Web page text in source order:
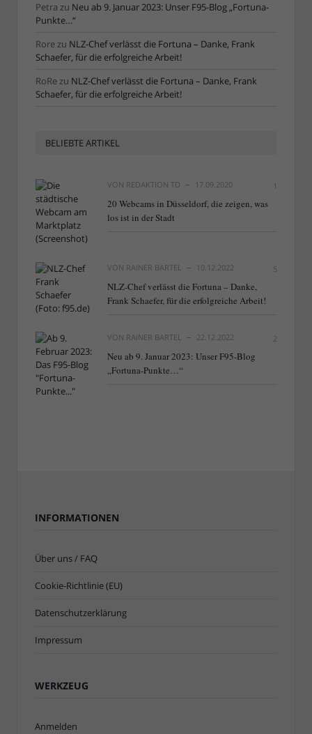
Petra zu Neu ab 9. Januar 2023: Unser F95-Blog „Fortuna-
Punkte…“
Rorezu NLZ-Chef verlässt die Fortuna – Danke, Frank
Schaefer, für die erfolgreiche Arbeit!
RoRezu NLZ-Chef verlässt die Fortuna – Danke, Frank
Schaefer, für die erfolgreiche Arbeit!
BELIEBTE ARTIKEL
VON REDAKTION TD 17.09.2020 1
20 Webcams in Düsseldorf, die zeigen, was
los ist in der Stadt
VON RAINER BARTEL 10.12.2022 5
NLZ-Chef verlässt die Fortuna – Danke,
Frank Schaefer, für die erfolgreiche Arbeit!
VON RAINER BARTEL 22.12.2022 2
Neu ab 9. Januar 2023: Unser F95-Blog
„Fortuna-Punkte…“
INFORMATIONEN
Über uns / FAQ
Cookie-Richtlinie (EU)
Datenschutzerklärung
Impressum
WERKZEUG
Anmelden